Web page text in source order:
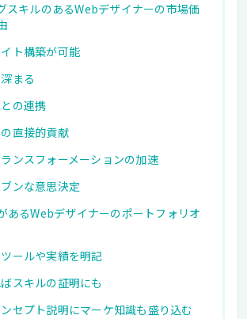
スキルのあるWebデザイナーの市場価
ト構築が可能
まる
の連携
直接的貢献
ンスフォーメーションの加速
ンな意思決定
あるWebデザイナーのポートフォリオ
ールや実績を明記
スキルの証明にも
セプト説明にマーケ知識も盛り込む